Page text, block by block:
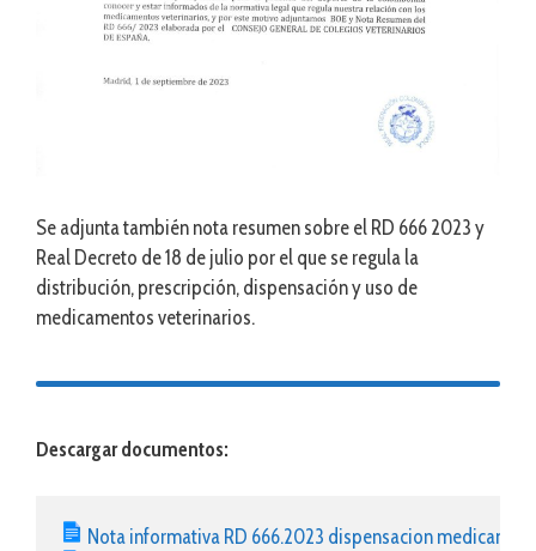
Se adjunta también nota resumen sobre el RD 666 2023 y
Real Decreto de 18 de julio por el que se regula la
distribución, prescripción, dispensación y uso de
medicamentos veterinarios.
Descargar documentos:
Nota informativa RD 666.2023 dispensacion